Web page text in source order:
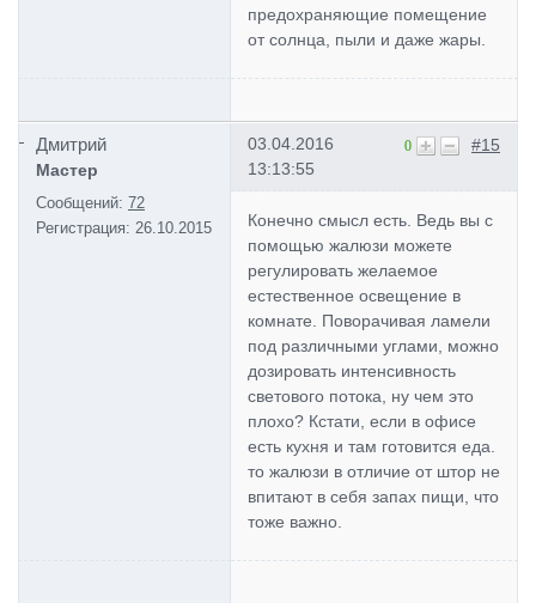
предохраняющие помещение
от солнца, пыли и даже жары.
Дмитрий
Мастер
Сообщений: 72
Регистрация: 26.10.2015
#15
0
03.04.2016
13:13:55
Конечно смысл есть. Ведь вы с
помощью жалюзи можете
регулировать желаемое
естественное освещение в
комнате. Поворачивая ламели
под различными углами, можно
дозировать интенсивность
светового потока, ну чем это
плохо? Кстати, если в офисе
есть кухня и там готовится еда.
то жалюзи в отличие от штор не
впитают в себя запах пищи, что
тоже важно.